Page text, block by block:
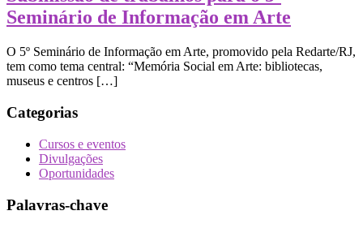
Seminário de Informação em Arte
O 5º Seminário de Informação em Arte, promovido pela Redarte/RJ,
tem como tema central: “Memória Social em Arte: bibliotecas,
museus e centros […]
Categorias
Cursos e eventos
Divulgações
Oportunidades
Palavras-chave